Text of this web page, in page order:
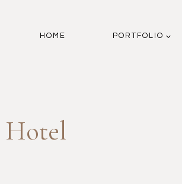
HOME PORTFOLIO
Hotel